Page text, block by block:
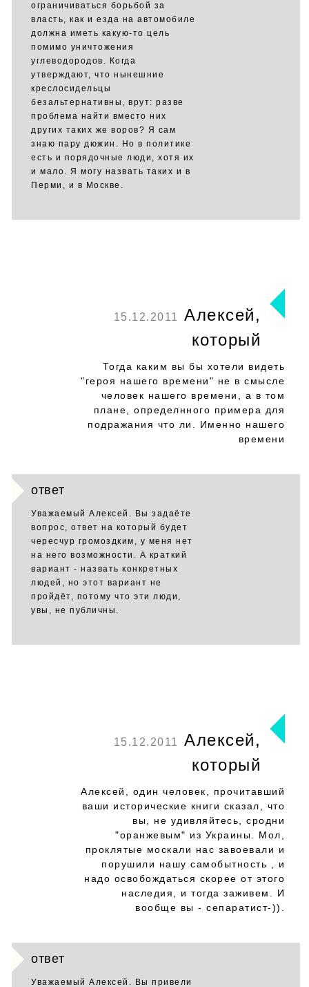
ограничиваться борьбой за
власть, как и езда на автомобиле
должна иметь какую-то цель
помимо уничтожения
углеводородов. Когда
утверждают, что нынешние
креслосидельцы
безальтернативны, врут: разве
проблема найти вместо них
других таких же воров? Я сам
знаю пару дюжин. Но в политике
есть и порядочные люди, хотя их
и мало. Я могу назвать таких и в
Перми, и в Москве.
15.12.2011
Алексей,
который
Тогда каким вы бы хотели видеть
"героя нашего времени" не в смысле
человек нашего времени, а в том
плане, определнного примера для
подражания что ли. Именно нашего
времени
ответ
Уважаемый Алексей. Вы задаёте
вопрос, ответ на который будет
чересчур громоздким, у меня нет
на него возможности. А краткий
вариант - назвать конкретных
людей, но этот вариант не
пройдёт, потому что эти люди,
увы, не публичны.
15.12.2011
Алексей,
который
Алексей, один человек, прочитавший
ваши исторические книги сказал, что
вы, не удивляйтесь, сродни
"оранжевым" из Украины. Мол,
проклятые москали нас завоевали и
порушили нашу самобытность , и
надо освобождаться скорее от этого
наследия, и тогда заживем. И
вообще вы - сепаратист-)).
ответ
Уважаемый Алексей. Вы привели